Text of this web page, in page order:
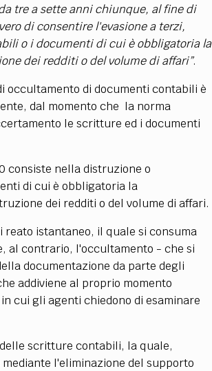
tre a sette anni chiunque, al fine di
di consentire l'evasione a terzi,
o i documenti di cui è obbligatoria la
dei redditi o del volume di affari”.
occultamento di documenti contabili è
dal momento che la norma
le scritture ed i documenti
consiste nella distruzione o
di cui è obbligatoria la
dei redditi o del volume di affari.
istantaneo, il quale si consuma
al contrario, l'occultamento - che si
documentazione da parte degli
addiviene al proprio momento
cui gli agenti chiedono di esaminare
scritture contabili, la quale,
l'eliminazione del supporto